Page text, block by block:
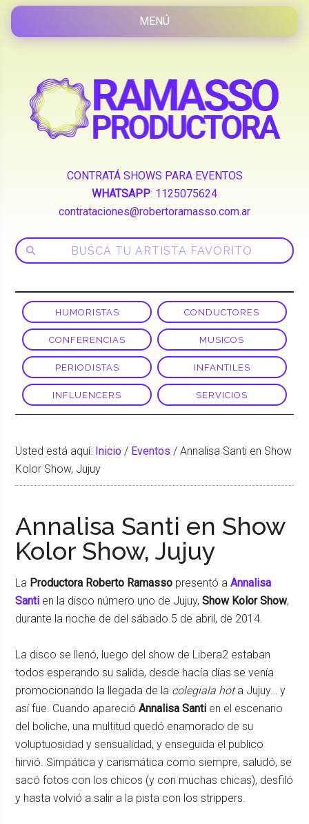
CONTRATÁ SHOWS PARA EVENTOS
WHATSAPP: 1125075624
contrataciones@robertoramasso.com.ar
HUMORISTAS CONDUCTORES
CONFERENCIAS MUSICOS
PERIODISTAS INFANTILES
INFLUENCERS SERVICIOS
Usted está aquí: Inicio / Eventos / Annalisa Santi en Show
Kolor Show, Jujuy
Annalisa Santi en Show
Kolor Show, Jujuy
La Productora Roberto Ramasso presentó aAnnalisa
Santi en la disco número uno de Jujuy,Show Kolor Show,
durante la noche de del sábado 5 de abril, de 2014.
La disco se llenó, luego del show de Libera2 estaban
todos esperando su salida, desde hacía días se venía
promocionando la llegada de la colegiala hota Jujuy… y
así fue. Cuando aparecióAnnalisa Santi en el escenario
del boliche, una multitud quedó enamorado de su
voluptuosidad y sensualidad, y enseguida el publico
hirvió. Simpática y carismática como siempre, saludó, se
sacó fotos con los chicos (y con muchas chicas), desfiló
y hasta volvió a salir a la pista con los strippers.